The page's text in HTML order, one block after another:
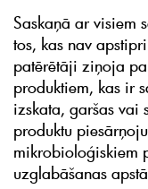
Saskaņā ar visiem
tos, kas nav
patērētāji ziņoja
produktiem, kas ir
izskata, garšas vai
produktu
mikrobioloģiskiem
uzglabāšanas